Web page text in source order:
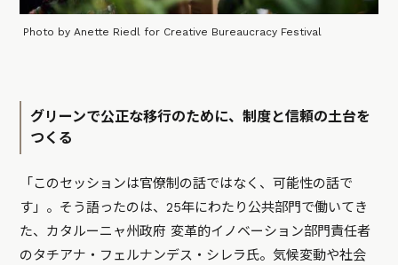
Photo by Anette Riedl for Creative Bureaucracy Festival
グリーンで公正な移行のために、制度と信頼の土台を
つくる
「このセッションは官僚制の話ではなく、可能性の話で
す」。そう語ったのは、25年にわたり公共部門で働いてき
た、カタルーニャ州政府 変革的イノベーション部門責任者
のタチアナ・フェルナンデス・シレラ氏。気候変動や社会